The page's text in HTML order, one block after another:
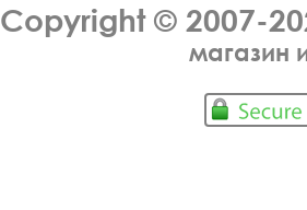
Copyright © 2007-
магазин